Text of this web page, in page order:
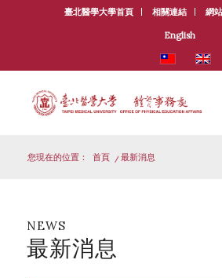
臺北醫學大學首頁 相關連結 網
English
您現在的位置： 首頁 / 最新消息
NEWS
最新消息